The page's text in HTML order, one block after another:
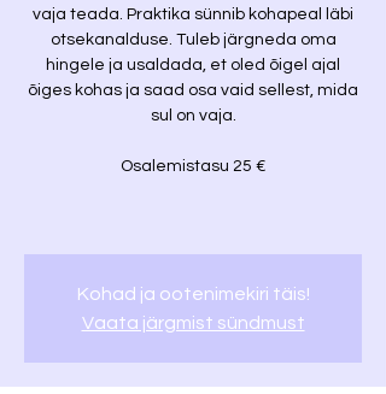
vaja teada. Praktika sünnib kohapeal läbi
otsekanalduse. Tuleb järgneda oma
hingele ja usaldada, et oled õigel ajal
õiges kohas ja saad osa vaid sellest, mida
sul on vaja.
Osalemistasu 25 €
Kohad ja ootenimekiri täis!
Vaata järgmist sündmust